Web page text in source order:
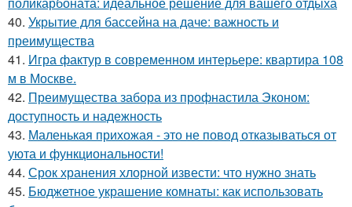
40. Укрытие для бассейна на даче: важность и
преимущества
41. Игра фактур в современном интерьере: квартира 108
м в Москве.
42. Преимущества забора из профнастила Эконом:
доступность и надежность
43. Маленькая прихожая - это не повод отказываться от
уюта и функциональности!
44. Срок хранения хлорной извести: что нужно знать
45. Бюджетное украшение комнаты: как использовать